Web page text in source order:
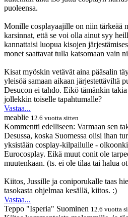
puoleensa.
Monille cosplayaajille on niin tärkeää
karsinnat, että se voi olla ainut syy
kannattaisi luopua kisojen
monet saattavat tulla katsomaan vain
Kisat myöskin vetävät aina pääsalin
yleisöä samaan aikaan järjestettäviltä
Desucon ei tahdo. Eikö tämänkin
jollekkin toiselle tapahtumalle?
Vastaa...
meablie 12.6 vuotta sitten
Kommentti edelliseen: Varmaan sen
Desussa, koska Suomessa olisi ihan
yksistään cosplay-kilpailulle -
Eurocosplay. Eikä muut conit ole
muutenkaan. (ts. ei ole tilaa tai halua
Kiitos, Jussille ja coniporukalle taas
tasokasta ohjelmaa kesällä, kiitos. :)
Vastaa...
Teppo "Isperia" Suominen 12.6 vuotta